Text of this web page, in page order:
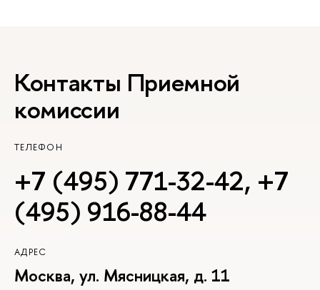
Контакты Приемной
комиссии
ТЕЛЕФОН
+7 (495) 771-32-42, +7
(495) 916-88-44
АДРЕС
Москва, ул. Мясницкая, д. 11